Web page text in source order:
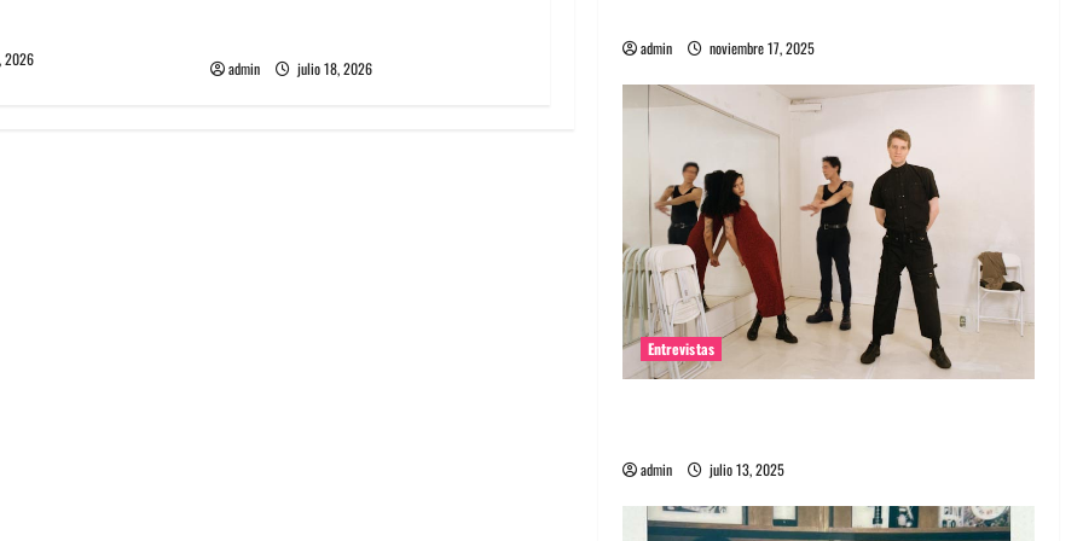
2026 admin julio 18, 2026
admin noviembre 17, 2025
Entrevistas
admin julio 13, 2025